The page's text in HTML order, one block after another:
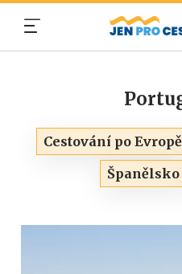
Cestování po Evropě
Španělsko